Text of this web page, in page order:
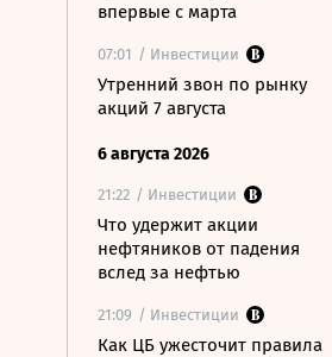
впервые с марта
07:01 / Инвестиции
Утренний звон по рынку
акций 7 августа
6 августа 2026
21:22 / Инвестиции
Что удержит акции
нефтяников от падения
вслед за нефтью
21:09 / Инвестиции
Как ЦБ ужесточит правила